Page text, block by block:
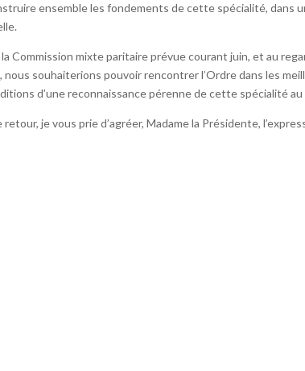
ensemble les fondements de cette spécialité, dans
Commission mixte paritaire prévue courant juin, et au
souhaiterions pouvoir rencontrer l’Ordre dans les
d’une reconnaissance pérenne de cette spécialité
je vous prie d’agréer, Madame la Présidente,